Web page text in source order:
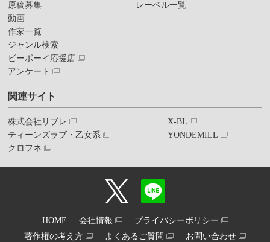
原稿募集
動画
作家一覧
ジャンル検索
ビーボーイ応援店
アンケート
レーベル一覧
関連サイト
株式会社リブレ
ティーンズラブ・乙女系
クロフネ
X-BL
YONDEMILL
HOME 会社情報
プライバシーポリシー
著作権の考え方
よくあるご質問 お問い合わせ